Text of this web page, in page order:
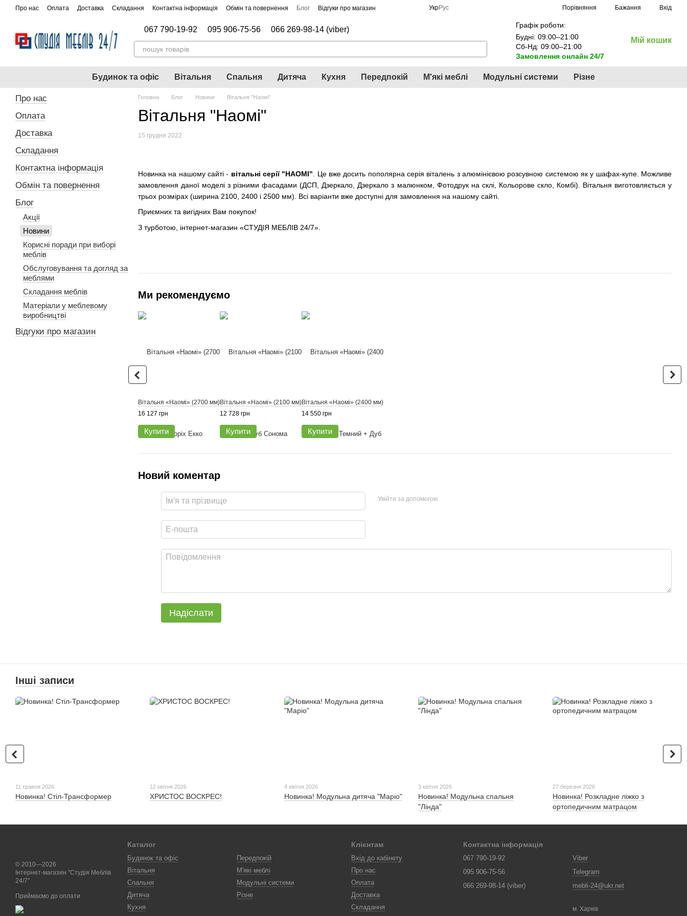
Перейти до основного контенту
Про нас Оплата Доставка Складання Контактна інформація Обмін та повернення Блог Відгуки про магазин УкрРус Порівняння Бажання Вхід
067 790-19-92 095 906-75-56 066 269-98-14 (viber)
Графік роботи:
Будні: 09:00–21:00
Сб-Нд: 09:00–21:00
Замовлення онлайн 24/7
Мій кошик
Будинок та офіс Вітальня Спальня Дитяча Кухня Передпокій М'які меблі Модульні системи Різне
Головна Блог Новини Вітальня "Наомі"
Вітальня "Наомі"
15 грудня 2022
Новинка на нашому сайті - вітальні серії "НАОМІ" . Це вже досить пополярна серія віталень з алюмінієвою розсувною системою як у шафах-купе. Можливе
замовлення даної моделі з різними фасадами (ДСП, Дзеркало, Дзеркало з малюнком, Фотодрук на склі, Кольорове скло, Комбі). Вітальня виготовляється у
трьох розмірах (ширина 2100, 2400 і 2500 мм). Всі варіанти вже доступні для замовлення на нашому сайті.
Приємних та вигідних Вам покупок!
З турботою, інтернет-магазин «СТУДІЯ МЕБЛІВ 24/7».
Ми рекомендуємо
Вітальня «Наомі» (2700 мм)
16 127 грн
Купити
Вітальня «Наомі» (2100 мм)
12 728 грн
Купити
Вітальня «Наомі» (2400 мм)
14 550 грн
Купити
Новий коментар
Увійти за допомогою
Надіслати
Про нас
Оплата
Доставка
Складання
Контактна інформація
Обмін та повернення
Блог
Акції
Новини
Корисні поради при виборі
меблів
Обслуговування та догляд за
меблями
Складання меблів
Матеріали у меблевому
виробництві
Відгуки про магазин
Інші записи
11 травня 2026
Новинка! Стіл-Трансформер
12 квітня 2026
ХРИСТОС ВОСКРЕС!
4 квітня 2026
Новинка! Модульна дитяча "Маріо"
3 квітня 2026
Новинка! Модульна спальня
"Лінда"
27 березня 2026
Новинка! Розкладне ліжко з
ортопедичним матрацом
© 2010—2026
Інтернет-магазин "Студія Меблів
24/7"
Приймаємо до оплати
Каталог
Будинок та офіс
Вітальня
Спальня
Дитяча
Кухня
Передпокій
М'які меблі
Модульні системи
Різне
Клієнтам
Вхід до кабінету
Про нас
Оплата
Доставка
Складання
Контактна інформація
067 790-19-92
095 906-75-56
066 269-98-14 (viber)
Viber
Telegram
mebli-24@ukr.net
м. Харків